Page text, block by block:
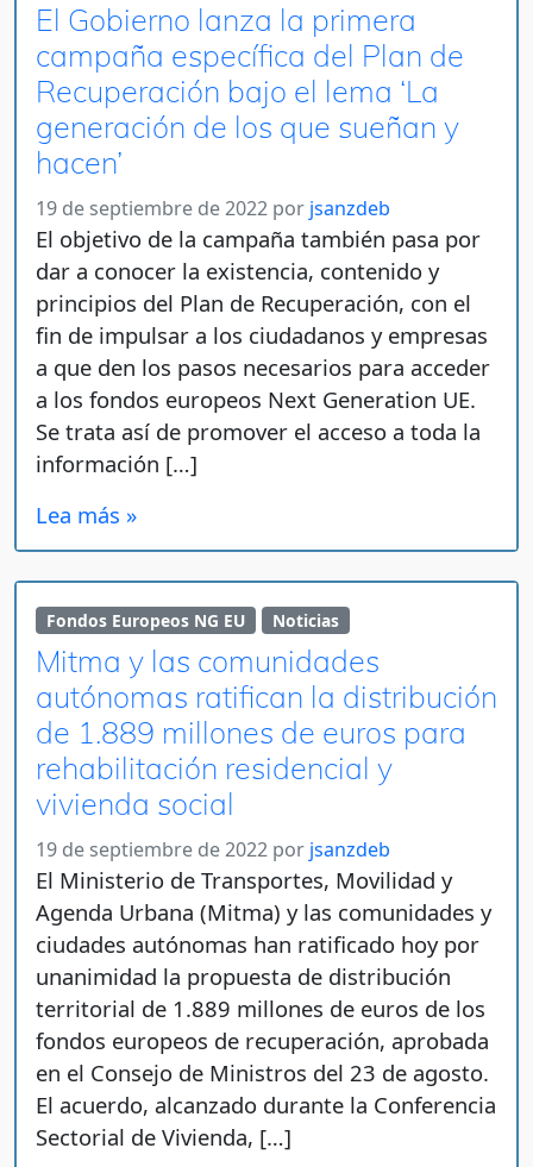
El Gobierno lanza la primera
campaña específica del Plan de
Recuperación bajo el lema ‘La
generación de los que sueñan y
hacen’
19 de septiembre de 2022 por jsanzdeb
El objetivo de la campaña también pasa por
dar a conocer la existencia, contenido y
principios del Plan de Recuperación, con el
fin de impulsar a los ciudadanos y empresas
a que den los pasos necesarios para acceder
a los fondos europeos Next Generation UE.
Se trata así de promover el acceso a toda la
información […]
Lea más »
Fondos Europeos NG EU Noticias
Mitma y las comunidades
autónomas ratifican la distribución
de 1.889 millones de euros para
rehabilitación residencial y
vivienda social
19 de septiembre de 2022 por jsanzdeb
El Ministerio de Transportes, Movilidad y
Agenda Urbana (Mitma) y las comunidades y
ciudades autónomas han ratificado hoy por
unanimidad la propuesta de distribución
territorial de 1.889 millones de euros de los
fondos europeos de recuperación, aprobada
en el Consejo de Ministros del 23 de agosto.
El acuerdo, alcanzado durante la Conferencia
Sectorial de Vivienda, […]